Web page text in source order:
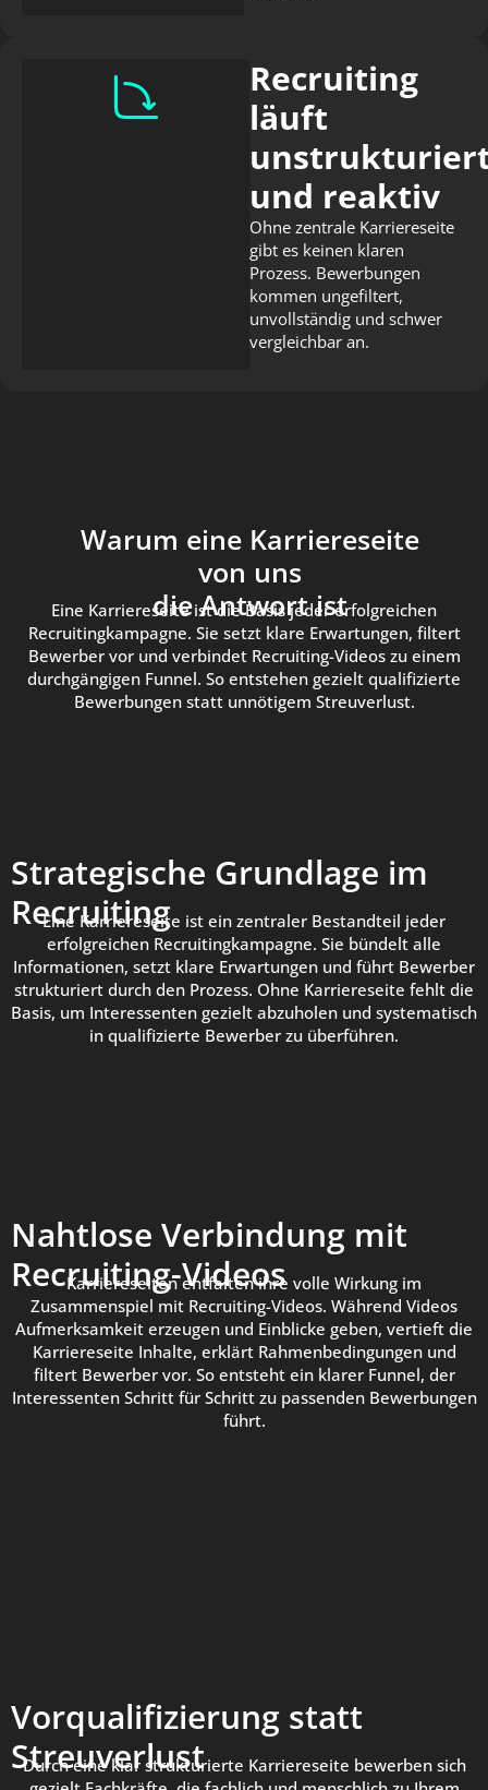
Recruiting
läuft
und reaktiv
Ohne zentrale Karriereseite
gibt es keinen klaren
Prozess. Bewerbungen
kommen ungefiltert,
unvollständig und schwer
vergleichbar an.
Warum eine Karriereseite
von uns
die Antwort ist
Eine Karriereseite ist die Basis jeder erfolgreichen
Recruitingkampagne. Sie setzt klare Erwartungen, filtert
Bewerber vor und verbindet Recruiting-Videos zu einem
durchgängigen Funnel. So entstehen gezielt qualifizierte
Bewerbungen statt unnötigem Streuverlust.
Strategische Grundlage im
Recruiting
Eine Karriereseite ist ein zentraler Bestandteil jeder
erfolgreichen Recruitingkampagne. Sie bündelt alle
Informationen, setzt klare Erwartungen und führt Bewerber
strukturiert durch den Prozess. Ohne Karriereseite fehlt die
Basis, um Interessenten gezielt abzuholen und systematisch
in qualifizierte Bewerber zu überführen.
Nahtlose Verbindung mit
Recruiting-Videos
Karriereseiten entfalten ihre volle Wirkung im
Zusammenspiel mit Recruiting-Videos. Während Videos
Aufmerksamkeit erzeugen und Einblicke geben, vertieft die
Karriereseite Inhalte, erklärt Rahmenbedingungen und
filtert Bewerber vor. So entsteht ein klarer Funnel, der
Interessenten Schritt für Schritt zu passenden Bewerbungen
führt.
Vorqualifizierung statt
Streuverlust
Durch eine klar strukturierte Karriereseite bewerben sich